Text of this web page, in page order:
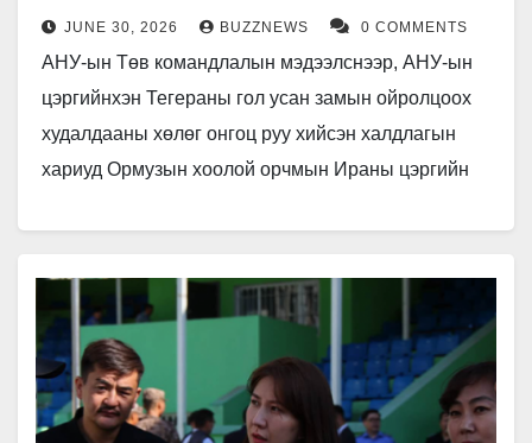
JUNE 30, 2026 BUZZNEWS 0 COMMENTS
АНУ-ын Төв командлалын мэдээлснээр, АНУ-ын
цэргийнхэн Тегераны гол усан замын ойролцоох
худалдааны хөлөг онгоц руу хийсэн халдлагын
хариуд Ормузын хоолой орчмын Ираны цэргийн